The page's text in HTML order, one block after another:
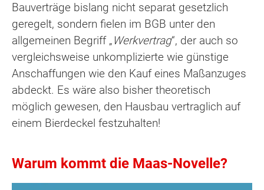
Bauverträge bislang nicht separat gesetzlich
geregelt, sondern fielen im BGB unter den
allgemeinen Begriff „ Werkvertrag“, der auch so
vergleichsweise unkomplizierte wie günstige
Anschaffungen wie den Kauf eines Maßanzuges
abdeckt. Es wäre also bisher theoretisch
möglich gewesen, den Hausbau vertraglich auf
einem Bierdeckel festzuhalten!
Warum kommt die Maas-Novelle?